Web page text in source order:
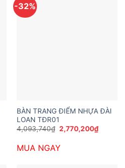
-32%
BÀN TRANG ĐIỂM NHỰA ĐÀI
LOAN TĐR01
4,093,740₫ Giá
gốc
4,093,740₫.
2,770,200₫Giá
hiện
MUA NGAY